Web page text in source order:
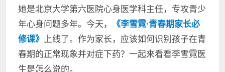
她是北京大学第六医院心身医学科主任，专攻青少
年心身问题多年。今天，
《李雪霓·青春期家长必
修课》 上线了。作为家长，应该如何识别孩子在青
春期的正常现象并对症下药？一起来看看李雪霓医
生是怎么说的。